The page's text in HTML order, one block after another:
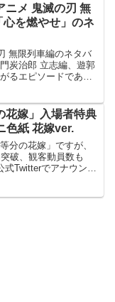
事実に激しく動揺し
ニメ 鬼滅の刃 無
心を燃やせ」のネ
無限列車編のネタバ
炭治郎 立志編、遊郭
るエピソードである
6話の記事はこちら
花嫁」入場者特典
色紙 花嫁ver.
分の花嫁」ですが、
破、観客動員数も
式Twitterでアナウンス